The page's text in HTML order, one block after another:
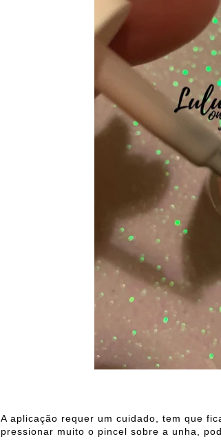
A aplicação requer um cuidado, tem que
pressionar muito o pincel sobre a unha,